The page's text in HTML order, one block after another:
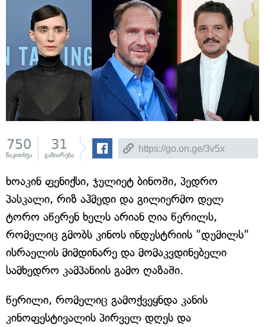
750
წაკითხვა
31
გაზიარება
ხოაკინ ფენიქსი, ჯულიეტ ბინოში, პედრო
პასკალი, რიზ აჰმედი და გილიერმო დელ
ტორო აწერენ ხელს არიან ღია წერილს,
რომელიც გმობს კინოს ინდუსტრიის "დუმილს"
ისრაელის მიმდინარე და მომაკვდინებელი
სამხედრო კამპანიის გამო ღაზაში.
წერილი, რომელიც გამოქვეყნდა კანის
კინოფესტივალის პირველ დღეს და